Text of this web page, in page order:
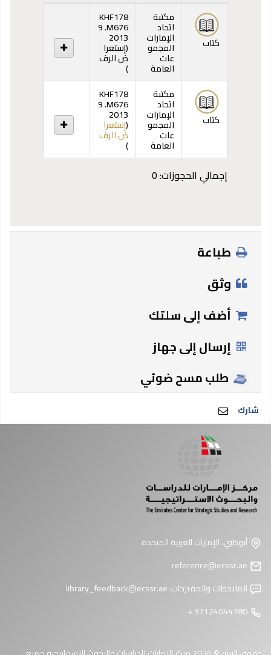
المقتنيات
كتاب
مكتبة
اتحاد
الإمارات
المجمو
عات
العامة
KHF178
9 .M676
2013
(إستعرا
ض الرف
(يفتح أدناه))
كتاب
مكتبة
اتحاد
الإمارات
المجمو
عات
العامة
KHF178
9 .M676
2013
(إستعرا
ض الرف
(يفتح أدناه))
إجمالي الحجوزات: 0
طباعة
وثق
أضف إلى سلتك
إرسال إلى جهاز
طلب مسح ضوئي
شارك
أبوظبي، الإمارات العربية المتحدة
الملاحظات والمقترحات:library_feedback@ecssr.ae